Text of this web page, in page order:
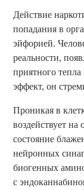
Действие
попадания в
эйфорией.
реальности,
приятного
эффект, он
Проникая в
воздействует
состояние
нейронных
биогенных
с